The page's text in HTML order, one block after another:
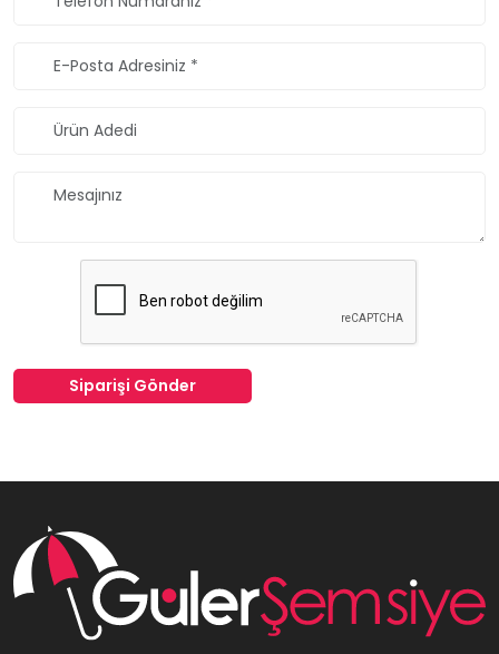
Siparişi Gönder